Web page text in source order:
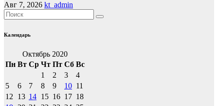
Авг 7, 2026 kt_admin
Календарь
Октябрь 2020
Пн Вт Ср Чт Пт Сб Вс
1
2 3
4
5
6 7 8 9 10 11
12 13 14 15 16 17 18